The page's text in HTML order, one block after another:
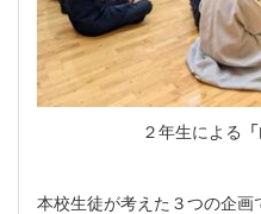
２年生による
本校生徒が考えた３つの企